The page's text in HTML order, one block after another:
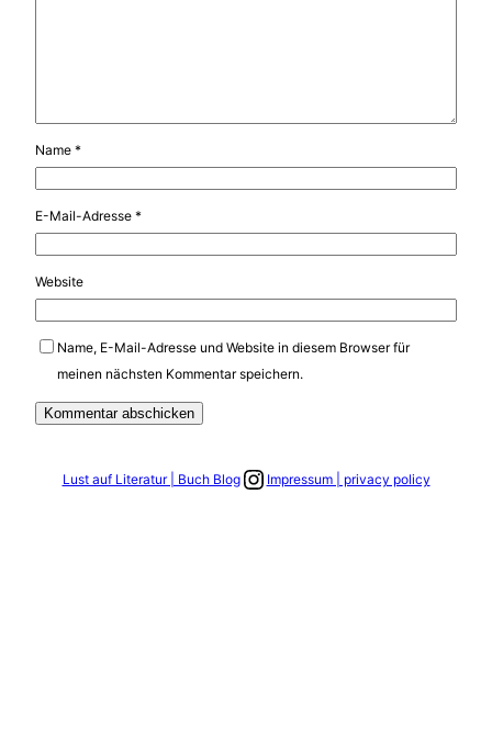
Name *
E-Mail-Adresse *
Website
Name, E-Mail-Adresse und Website in diesem Browser für
meinen nächsten Kommentar speichern.
Lust auf Literatur | Buch BlogLink zum Instagram Account
Impressum | privacy policy